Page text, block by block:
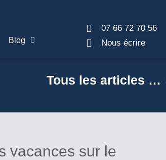
Blog
07 66 72 70 56
Nous écrire
Tous les articles …
vacances sur le